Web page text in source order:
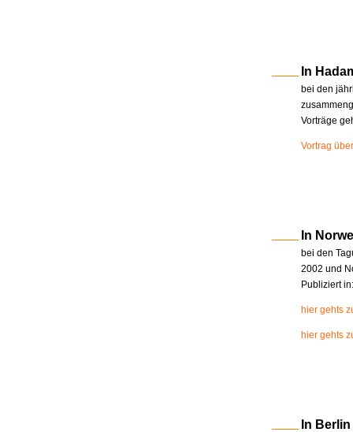
In
bei den
Vorträge
Vortrag
In
bei den
2002 und
Publiziert
hier gehts
hier gehts
In